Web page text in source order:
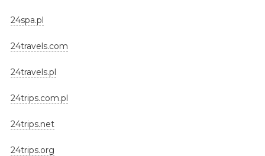
24spa.pl
24travels.com
24travels.pl
24trips.com.pl
24trips.net
24trips.org